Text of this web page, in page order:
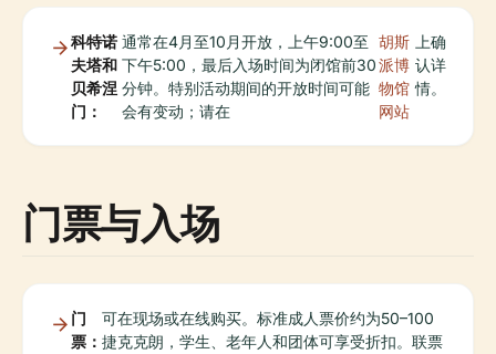
科特诺
夫塔和
贝希涅
门：
通常在4月至10月开放，上午9:00至
下午5:00，最后入场时间为闭馆前30
分钟。特别活动期间的开放时间可能
会有变动；请在
胡斯
派博
物馆
网站
上确
认详
情。
门票与入场
门
票：
可在现场或在线购买。标准成人票价约为50–100
捷克克朗，学生、老年人和团体可享受折扣。联票